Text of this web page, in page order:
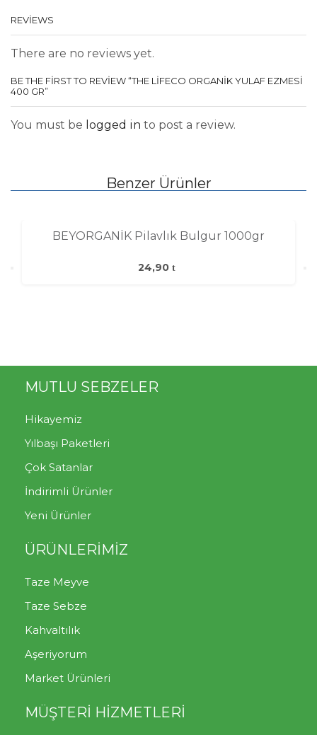
REVIEWS
There are no reviews yet.
BE THE FIRST TO REVIEW “THE LIFECO ORGANIK YULAF EZMESI
400 GR”
You must be logged in to post a review.
Benzer Ürünler
BEYORGANİK Pilavlık Bulgur 1000gr
24,90
MUTLU SEBZELER
Hikayemiz
Yılbaşı Paketleri
Çok Satanlar
İndirimli Ürünler
Yeni Ürünler
ÜRÜNLERİMİZ
Taze Meyve
Taze Sebze
Kahvaltılık
Aşeriyorum
Market Ürünleri
MÜŞTERİ HİZMETLERİ